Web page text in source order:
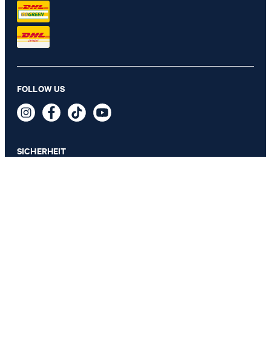
Sweatpants Tomsi in Pink
129,95 €
69,95 €
inkl. MwSt
FOLLOW US
SICHERHEIT